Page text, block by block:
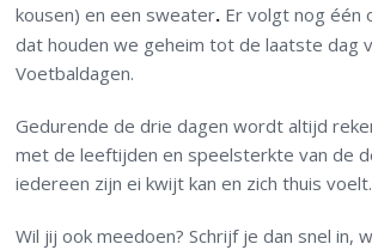
kousen) en een sweater. Er volgt nog één
dat houden we geheim tot de laatste dag
Voetbaldagen.
Gedurende de drie dagen wordt altijd
met de leeftijden en speelsterkte van de
iedereen zijn ei kwijt kan en zich thuis voelt.
Wil jij ook meedoen? Schrijf je dan snel in,